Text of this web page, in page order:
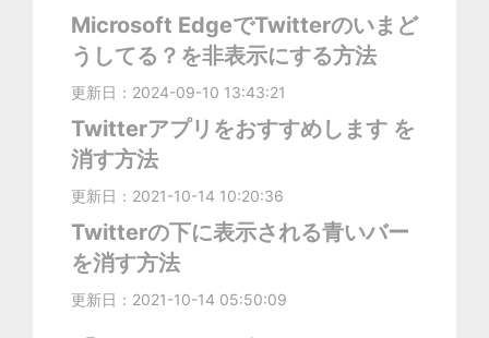
Microsoft EdgeでTwitterのいまど
うしてる？を非表示にする方法
更新日：2024-09-10 13:43:21
Twitterアプリをおすすめします を
消す方法
更新日：2021-10-14 10:20:36
Twitterの下に表示される青いバー
を消す方法
更新日：2021-10-14 05:50:09